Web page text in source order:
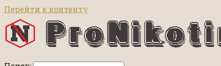
Перейти к контенту